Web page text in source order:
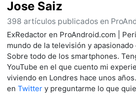
Jose Saiz
398 artículos publicados en
ExRedactor en ProAndroid.com |
mundo de la televisión y
Sobre todo de los smartphones.
YouTube en el que cuento mi
viviendo en Londres hace unos
en Twittery preguntarme lo que